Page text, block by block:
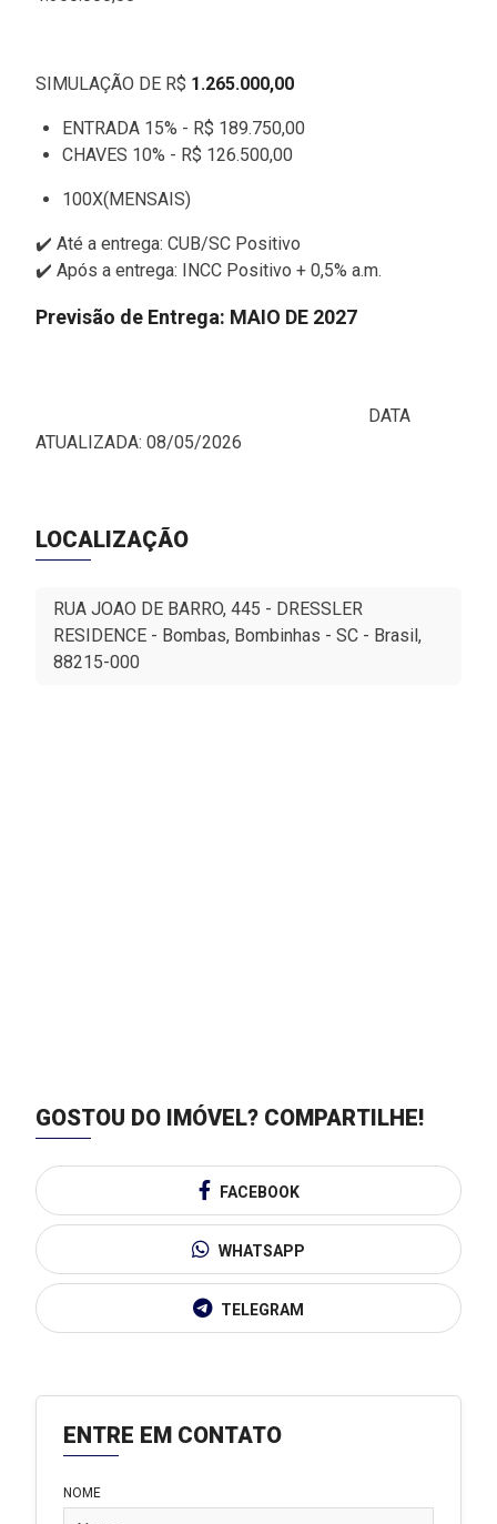
ENTRE EM CONTATO
NOME
SIMULAÇÃO DE R$ 1.265.000,00
ENTRADA 15% - R$ 189.750,00
CHAVES 10% - R$ 126.500,00
100X(MENSAIS)
✔️ Até a entrega: CUB/SC Positivo
✔️ Após a entrega: INCC Positivo + 0,5% a.m.
Previsão de Entrega: MAIO DE 2027
DATA
ATUALIZADA: 08/05/2026
LOCALIZAÇÃO
RUA JOAO DE BARRO, 445 - DRESSLER
RESIDENCE - Bombas, Bombinhas - SC - Brasil,
88215-000
GOSTOU DO IMÓVEL? COMPARTILHE!
FACEBOOK
WHATSAPP
TELEGRAM